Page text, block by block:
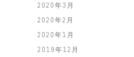
2020年3月
2020年2月
2020年1月
2019年12月